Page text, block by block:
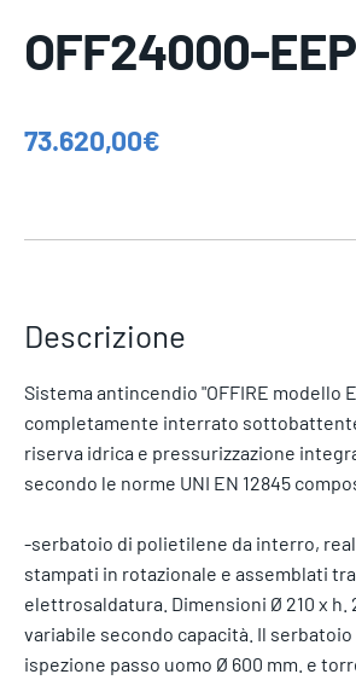
OFF24000-
73.620,00€
Descrizione
Sistema antincendio "OFFIRE modello
completamente interrato
riserva idrica e pressurizzazione
secondo le norme UNI EN 12845
-serbatoio di polietilene da interro,
stampati in rotazionale e assemblati
elettrosaldatura. Dimensioni Ø 210 x h.
variabile secondo capacità. Il
ispezione passo uomo Ø 600 mm. e